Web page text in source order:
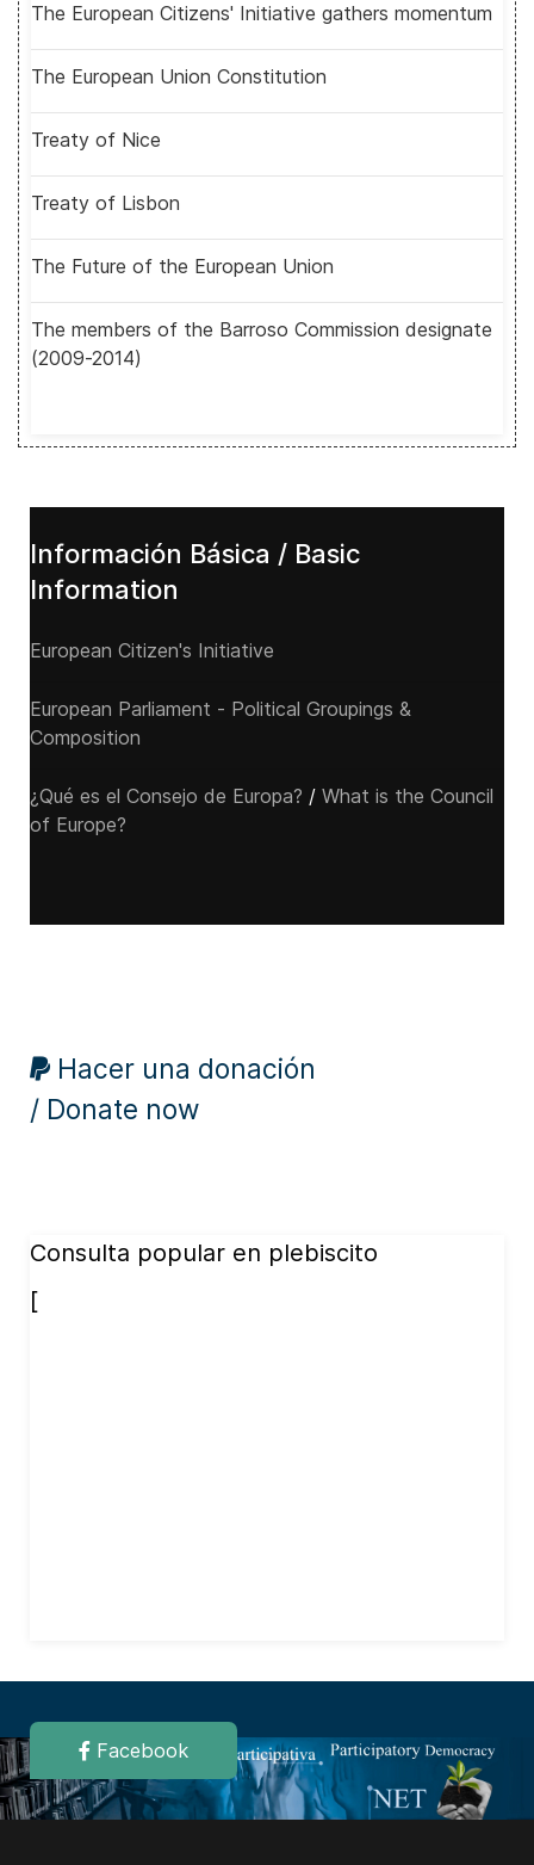
The European Citizens' Initiative gathers momentum
The European Union Constitution
Treaty of Nice
Treaty of Lisbon
The Future of the European Union
The members of the Barroso Commission designate
(2009-2014)
Información Básica / Basic
Information
European Citizen's Initiative
European Parliament - Political Groupings &
Composition
¿Qué es el Consejo de Europa? / What is the Council
of Europe?
Hacer una donación
/ Donate now
Consulta popular en plebiscito
[
Facebook